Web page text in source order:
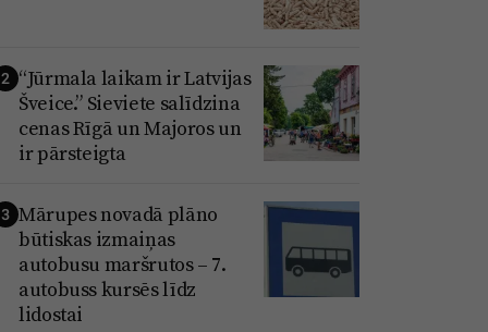
2 “Jūrmala laikam ir Latvijas
Šveice.” Sieviete salīdzina
cenas Rīgā un Majoros un
ir pārsteigta
3 Mārupes novadā plāno
būtiskas izmaiņas
autobusu maršrutos – 7.
autobuss kursēs līdz
lidostai